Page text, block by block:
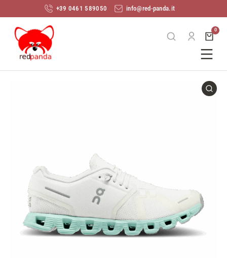
+39 0461 589050 info@red-panda.it